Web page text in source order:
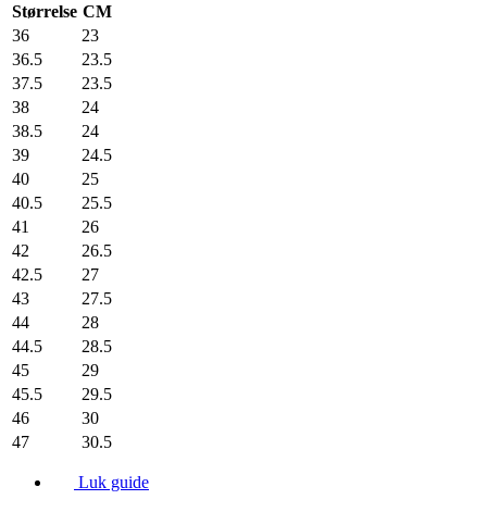
Størrelse CM
36
23
36.5
23.5
37.5
23.5
38
24
38.5
24
39
24.5
40
25
40.5
25.5
41
26
42
26.5
42.5
27
43
27.5
44
28
44.5
28.5
45
29
45.5
29.5
46
30
47
30.5
Luk guide